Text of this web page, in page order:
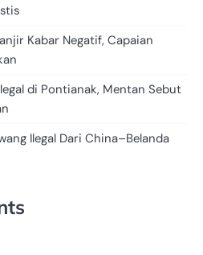
Kabar Negatif, Capaian
di Pontianak, Mentan Sebut
Ilegal Dari China–Belanda